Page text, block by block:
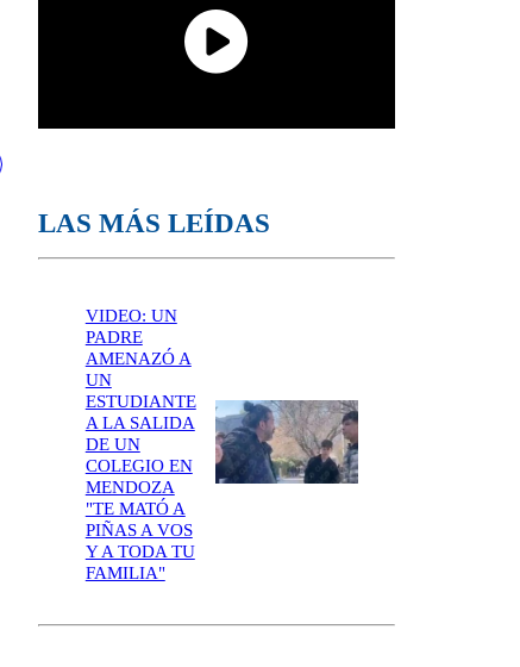
LAS MÁS LEÍDAS
VIDEO: UN
PADRE
AMENAZÓ A
UN
ESTUDIANTE
A LA SALIDA
DE UN
COLEGIO EN
MENDOZA
"TE MATÓ A
PIÑAS A VOS
Y A TODA TU
FAMILIA"